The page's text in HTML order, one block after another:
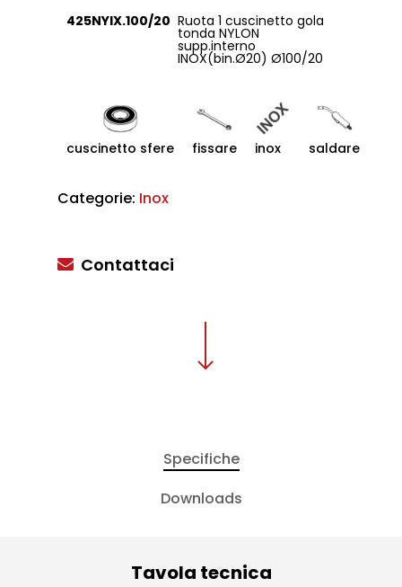
425NYIX.100/20 Ruota 1 cuscinetto gola
tonda NYLON
supp.interno
INOX(bin.Ø20) Ø100/20
cuscinetto sfere fissare inox saldare
Categorie: Inox
Contattaci
Specifiche
Downloads
Tavola tecnica